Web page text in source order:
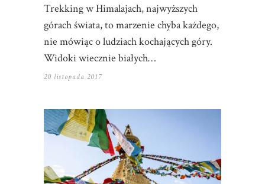
Trekking w Himalajach, najwyższych
górach świata, to marzenie chyba każdego,
nie mówiąc o ludziach kochających góry.
Widoki wiecznie białych…
20 listopada 2017